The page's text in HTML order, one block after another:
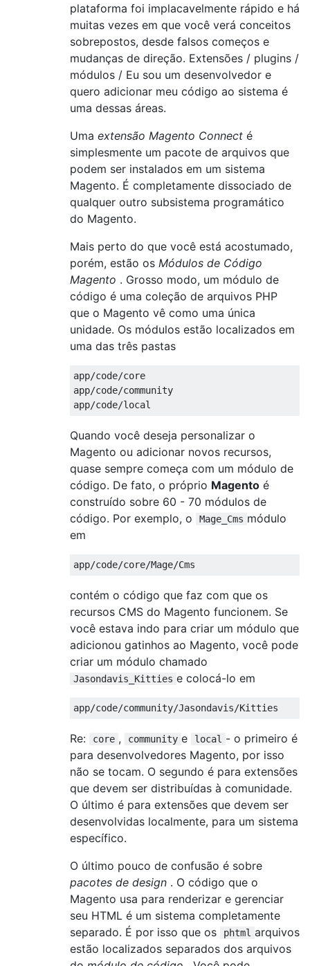
plataforma foi implacavelmente rápido e há
muitas vezes em que você verá conceitos
sobrepostos, desde falsos começos e
mudanças de direção. Extensões / plugins /
módulos / Eu sou um desenvolvedor e
quero adicionar meu código ao sistema é
uma dessas áreas.
Uma extensão Magento Connect é
simplesmente um pacote de arquivos que
podem ser instalados em um sistema
Magento. É completamente dissociado de
qualquer outro subsistema programático
do Magento.
Mais perto do que você está acostumado,
porém, estão os Módulos de Código
Magento . Grosso modo, um módulo de
código é uma coleção de arquivos PHP
que o Magento vê como uma única
unidade. Os módulos estão localizados em
uma das três pastas
app/code/core
app/code/community
app/code/local
Quando você deseja personalizar o
Magento ou adicionar novos recursos,
quase sempre começa com um módulo de
código. De fato, o próprio Magento é
construído sobre 60 - 70 módulos de
código. Por exemplo, o
Mage_Cms módulo
em
app/code/core/Mage/Cms
contém o código que faz com que os
recursos CMS do Magento funcionem. Se
você estava indo para criar um módulo que
adicionou gatinhos ao Magento, você pode
criar um módulo chamado
Jasondavis_Kitties e colocá-lo em
app/code/community/Jasondavis/Kitties
Re: core , community e local - o primeiro é
para desenvolvedores Magento, por isso
não se tocam. O segundo é para extensões
que devem ser distribuídas à comunidade.
O último é para extensões que devem ser
desenvolvidas localmente, para um sistema
específico.
O último pouco de confusão é sobre
pacotes de design . O código que o
Magento usa para renderizar e gerenciar
seu HTML é um sistema completamente
separado. É por isso que os
phtml arquivos
estão localizados separados dos arquivos